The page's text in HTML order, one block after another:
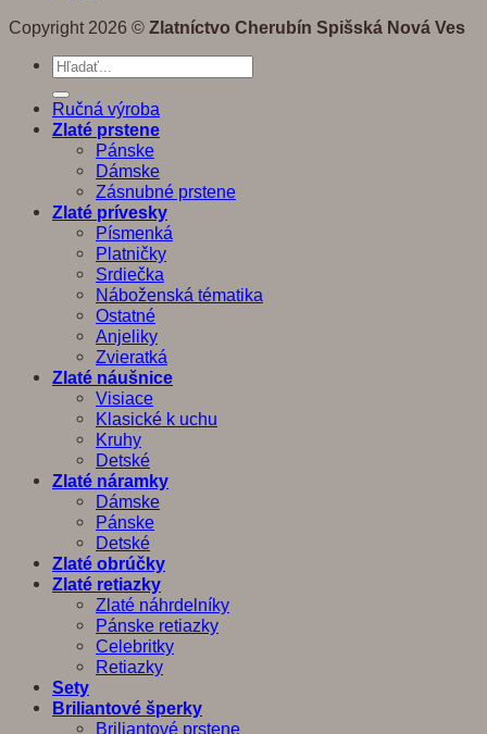
Copyright 2026 © Zlatníctvo Cherubín Spišská Nová Ves
Hľadať:
Ručná výroba
Zlaté prstene
Pánske
Dámske
Zásnubné prstene
Zlaté prívesky
Písmenká
Platničky
Srdiečka
Náboženská tématika
Ostatné
Anjeliky
Zvieratká
Zlaté náušnice
Visiace
Klasické k uchu
Kruhy
Detské
Zlaté náramky
Dámske
Pánske
Detské
Zlaté obrúčky
Zlaté retiazky
Zlaté náhrdelníky
Pánske retiazky
Celebritky
Retiazky
Sety
Briliantové šperky
Briliantové prstene